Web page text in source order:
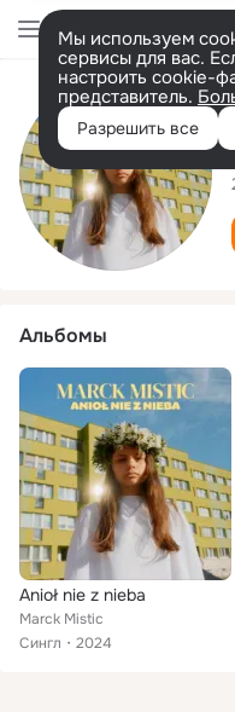
Мы используем
сервисы для вас.
настроить cookie-
представитель.
Разрешить все
Альбомы
Anioł nie z nieba
Marck Mistic
Сингл
2024